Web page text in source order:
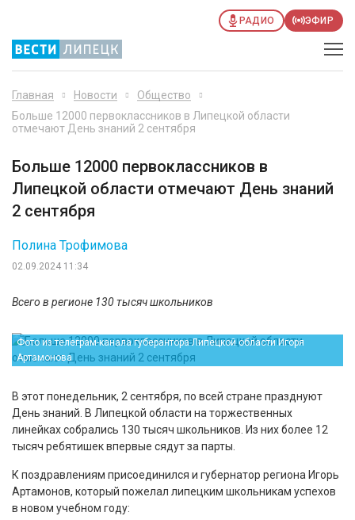
РАДИО ЭФИР
Главная Новости
Общество
Больше 12000 первоклассников в Липецкой области
отмечают День знаний 2 сентября
Больше 12000 первоклассников в
Липецкой области отмечают День знаний
2 сентября
02.09.2024 11:34
Полина Трофимова
Всего в регионе 130 тысяч школьников
Фото из телеграм-канала губерантора Липецкой области Игоря
Артамонова
В этот понедельник, 2 сентября, по всей стране празднуют
День знаний. В Липецкой области на торжественных
линейках собрались 130 тысяч школьников. Из них более 12
тысяч ребятишек впервые сядут за парты.
К поздравлениям присоединился и губернатор региона Игорь
Артамонов, который пожелал липецким школьникам успехов
в новом учебном году: